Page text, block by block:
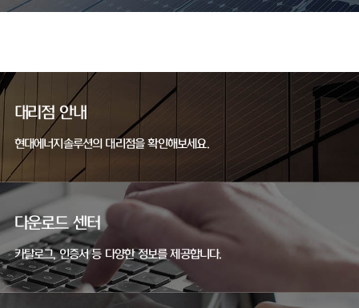
대리점 안내
현대에너지솔루션의 대리점을 확인해보세요.
다운로드 센터
카탈로그, 인증서 등 다양한 정보를 제공합니다.